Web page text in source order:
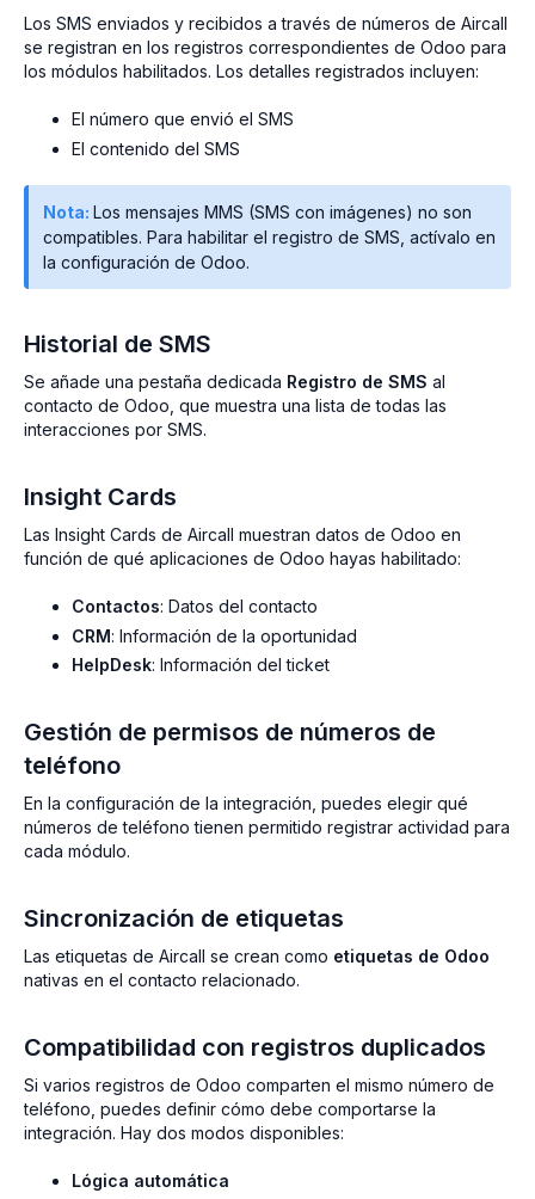
Los SMS enviados y recibidos a través de números de Aircall
se registran en los registros correspondientes de Odoo para
los módulos habilitados. Los detalles registrados incluyen:
El número que envió el SMS
El contenido del SMS
Nota: Los mensajes MMS (SMS con imágenes) no son
compatibles. Para habilitar el registro de SMS, actívalo en
la configuración de Odoo.
Historial de SMS
Se añade una pestaña dedicada Registro de SMS al
contacto de Odoo, que muestra una lista de todas las
interacciones por SMS.
Insight Cards
Las Insight Cards de Aircall muestran datos de Odoo en
función de qué aplicaciones de Odoo hayas habilitado:
Contactos: Datos del contacto
CRM: Información de la oportunidad
HelpDesk: Información del ticket
Gestión de permisos de números de
teléfono
En la configuración de la integración, puedes elegir qué
números de teléfono tienen permitido registrar actividad para
cada módulo.
Sincronización de etiquetas
Las etiquetas de Aircall se crean como etiquetas de Odoo
nativas en el contacto relacionado.
Compatibilidad con registros duplicados
Si varios registros de Odoo comparten el mismo número de
teléfono, puedes definir cómo debe comportarse la
integración. Hay dos modos disponibles:
Lógica automática